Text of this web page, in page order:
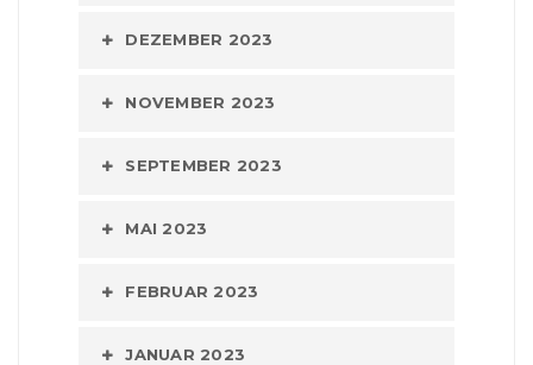
DEZEMBER 2023
NOVEMBER 2023
SEPTEMBER 2023
MAI 2023
FEBRUAR 2023
JANUAR 2023